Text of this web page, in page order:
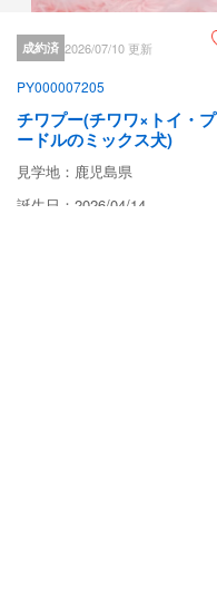
成約済 2026/07/10 更新
PY000007205
チワプー(チワワ×トイ・プ
ードルのミックス犬)
見学地：鹿児島県
誕生日：2026/04/14